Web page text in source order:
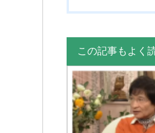
この記事もよく